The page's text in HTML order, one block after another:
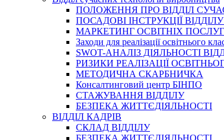
ПОЛОЖЕННЯ ПРО ВІДДІЛ
ПОСАДОВІ ІНСТРУКЦІЇ
МАРКЕТИНГ ОСВІТНІХ ПОСЛУГ
Заходи для реалізації освітнього
SWOT-АНАЛІЗ ДІЯЛЬНОСТІ
РИЗИКИ РЕАЛІЗАЦІЇ
МЕТОДИЧНА СКАРБНИЧКА
Консалтинговий центр БІНПО
СТАЖУВАННЯ ВІДДІЛУ
БЕЗПЕКА ЖИТТЄДІЯЛЬНОСТІ
ВІДДІЛ КАДРІВ
СКЛАД ВІДДІЛУ
БЕЗПЕКА ЖИТТЄДІЯЛЬНОСТІ